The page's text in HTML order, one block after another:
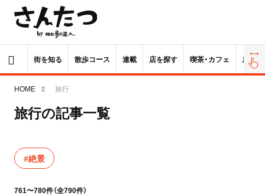
街を知る 散歩コース 連載 店を探す 喫茶・カフェ 居酒屋
HOME 旅行
旅行の記事一覧
#絶景
761〜780件（全790件）